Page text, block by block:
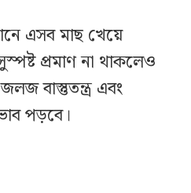
এসব মাছ খেয়ে
প্রমাণ না থাকলেও
জলজ বাস্তুতন্ত্র এবং
পড়বে।